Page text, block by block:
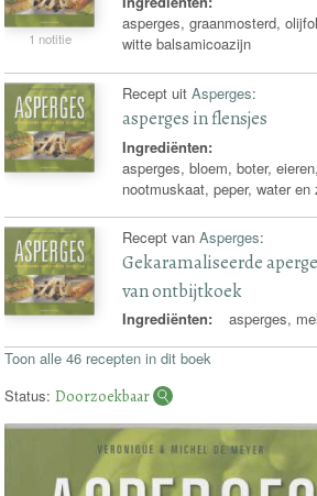
1 notitie
asperges, graanmosterd,
witte balsamicoazijn
Recept uitAsperges:
asperges in flensjes
Ingrediënten:
asperges, bloem, boter,
nootmuskaat, peper, water en
Recept vanAsperges:
Gekaramaliseerde
van ontbijtkoek
Ingrediënten:
asperges,
Toon alle 46 recepten in dit boek
Status:Doorzoekbaar